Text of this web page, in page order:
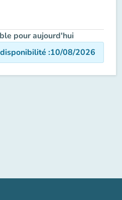
pour aujourd'hui
:10/08/2026